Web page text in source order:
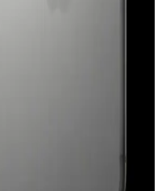
Orijinal AirTag, yeni U2